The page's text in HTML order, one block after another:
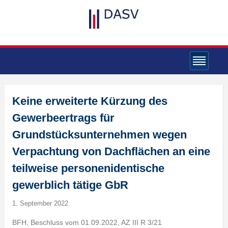
Keine erweiterte Kürzung des
Gewerbeertrags für
Grundstücksunternehmen wegen
Verpachtung von Dachflächen an eine
teilweise personenidentische
gewerblich tätige GbR
1. September 2022
BFH, Beschluss vom 01.09.2022, AZ III R 3/21